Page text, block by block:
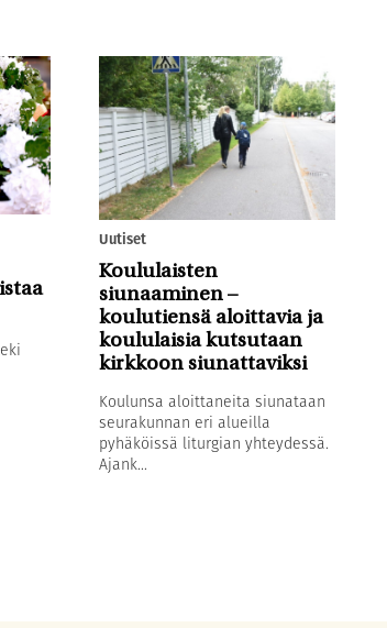
Uutiset
Koululaisten
siunaaminen –
koulutiensä aloittavia ja
koululaisia kutsutaan
kirkkoon siunattaviksi
Koulunsa aloittaneita siunataan
seurakunnan eri alueilla
pyhäköissä liturgian yhteydessä.
Ajank...